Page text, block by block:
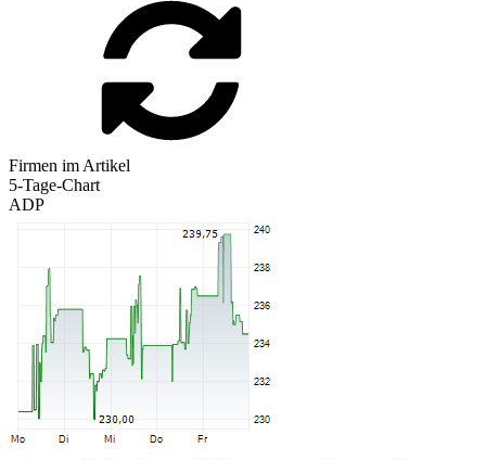
Firmen im Artikel
5-Tage-Chart
ADP